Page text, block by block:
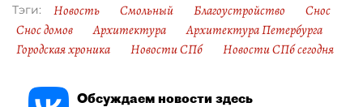
Тэги: Новость Смольный Благоустройство
Снос
Снос домов
Архитектура
Архитектура Петербурга
Городская хроника
Новости СПб Новости СПб сегодня
Обсуждаем новости здесь